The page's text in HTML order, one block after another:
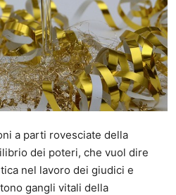
a parti rovesciate della
dei poteri, che vuol dire
nel lavoro dei giudici e
gangli vitali della